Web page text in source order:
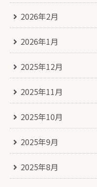
2026年2月
2026年1月
2025年12月
2025年11月
2025年10月
2025年9月
2025年8月